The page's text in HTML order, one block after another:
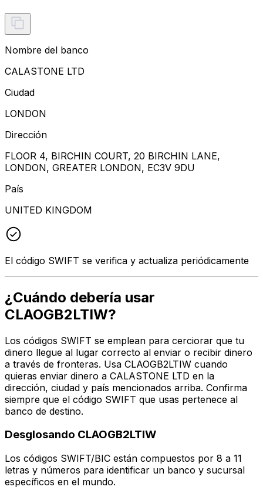
Nombre del banco
CALASTONE LTD
Ciudad
LONDON
Dirección
FLOOR 4, BIRCHIN COURT, 20 BIRCHIN LANE,
LONDON, GREATER LONDON, EC3V 9DU
País
UNITED KINGDOM
El código SWIFT se verifica y actualiza periódicamente
¿Cuándo debería usar
CLAOGB2LTIW?
Los códigos SWIFT se emplean para cerciorar que tu
dinero llegue al lugar correcto al enviar o recibir dinero
a través de fronteras. Usa CLAOGB2LTIW cuando
quieras enviar dinero a CALASTONE LTD en la
dirección, ciudad y país mencionados arriba. Confirma
siempre que el código SWIFT que usas pertenece al
banco de destino.
Desglosando CLAOGB2LTIW
Los códigos SWIFT/BIC están compuestos por 8 a 11
letras y números para identificar un banco y sucursal
específicos en el mundo.